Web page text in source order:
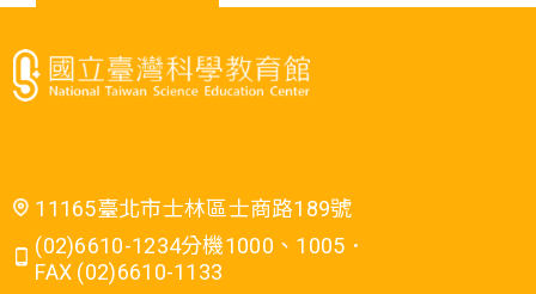
11165臺北市士林區士商路189號
(02)6610-1234分機1000、1005．
FAX (02)6610-1133